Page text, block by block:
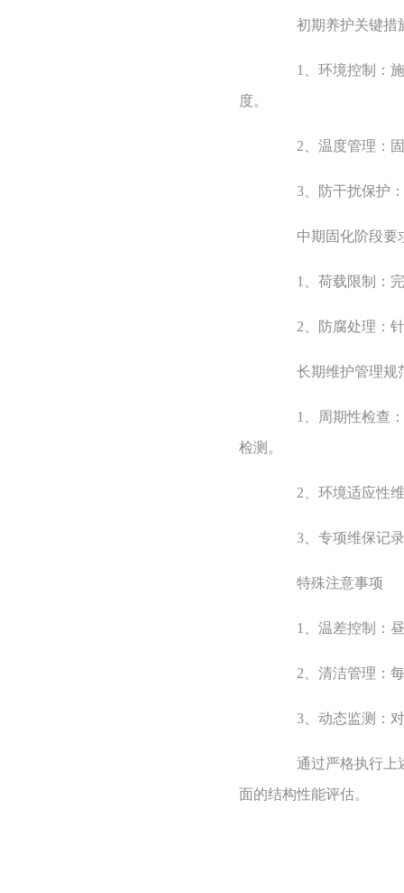
初期养护关键措
1、环境控制：施
度。
2、温度管理：固
3、防干扰保护：
中期固化阶段要
1、荷载限制：完
2、防腐处理：针
长期维护管理规
1、周期性检查：
检测。
2、环境适应性维
3、专项维保记录
特殊注意事项
1、温差控制：昼
2、清洁管理：每
3、动态监测：对
通过严格执行上述
面的结构性能评估。